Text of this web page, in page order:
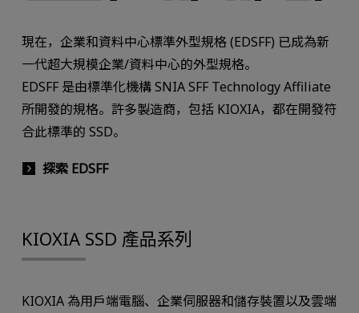
現在，企業和資料中心標準外型規格 (EDSFF) 已成為新
一代超大規模企業/資料中心的外型規格。
EDSFF 是由標準化機構 SNIA SFF Technology Affiliate
所開發的規格。許多製造商，包括 KIOXIA，都在開發符
合此標準的 SSD。
探索 EDSFF
KIOXIA SSD 產品系列
KIOXIA 為用戶端電腦、企業伺服器和儲存裝置以及雲端